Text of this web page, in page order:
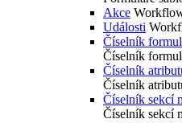
Akce
Události
Číselník
Číselník
Číselník
Číselník
Číselník sekcí
Číselník sekcí